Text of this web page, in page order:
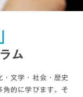
ム
・文学・社会・歴史
的に学びます。 そ
本特殊陶
三菱ＵＦＪ銀
生命保険、全
JAL）、カ
イチ・ア
ホテル、オリ
を読み取って
化がどのよう
黒人差別撤廃
なく映画や音
きたいと思って
とができま
いるのか」
ついて知り、
専攻です。